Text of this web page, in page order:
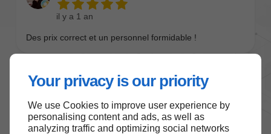
Your privacy is our priority
We use Cookies to improve user experience by
personalising content and ads, as well as
analyzing traffic and optimizing social networks